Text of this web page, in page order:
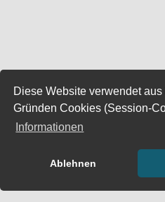
Diese Website verwendet
Gründen Cookies (Session-
Informationen
Ablehnen